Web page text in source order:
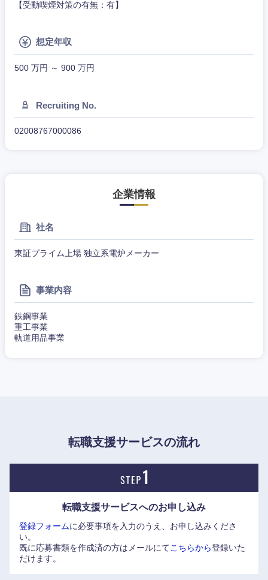
【受動喫煙対策の有無：有】
想定年収
500 万円 ～ 900 万円
Recruiting No.
02008767000086
企業情報
社名
東証プライム上場 独立系電炉メーカー
事業内容
鉄鋼事業
重工事業
軌道用品事業
転職支援サービスの流れ
転職支援サービスへのお申し込み
登録フォームに必要事項を入力のうえ、お申し込みくださ
い。
既に応募書類を作成済の方はメールにてこちらから登録いた
だけます。
石川県 福井県